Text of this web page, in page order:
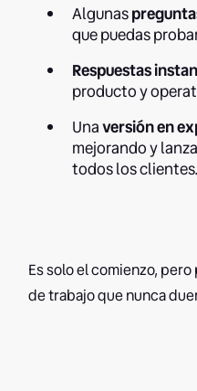
Algunas
que puedas
Respuestas
producto y
Unaversión en
mejorando y
todos los clientes.
Es solo el comienzo,
de trabajo que nunca